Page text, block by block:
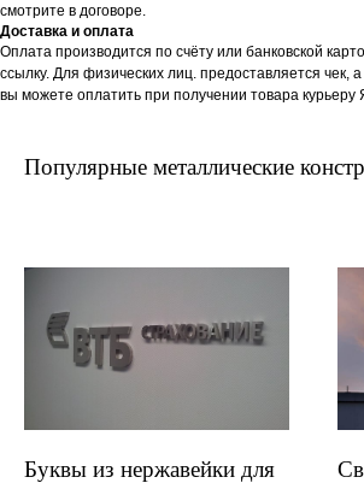
смотрите в договоре.
Доставка и оплата
Оплата производится по счёту или банковской
ссылку. Для физических лиц. предоставляется чек,
вы можете оплатить при получении товара курьеру
Популярные металлические
Буквы из нержавейки для